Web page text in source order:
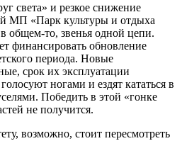
света» и резкое снижение
МП «Парк культуры и отдыха
то, звенья одной цепи.
финансировать обновление
периода. Новые
срок их эксплуатации
ногами и ездят кататься в
Победить в этой «гонке
не получится.
возможно, стоит пересмотреть